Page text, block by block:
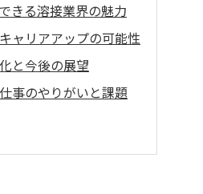
きる溶接業界の魅力
ャリアアップの可能性
と今後の展望
事のやりがいと課題